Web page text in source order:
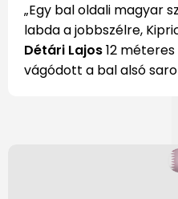
„Egy bal oldali magyar
labda a jobbszélre,
Détári Lajos12
vágódott a bal alsó